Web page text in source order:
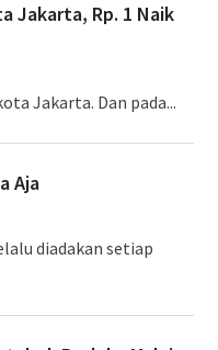
Jakarta, Rp. 1 Naik
Jakarta. Dan pada...
Aja
diadakan setiap